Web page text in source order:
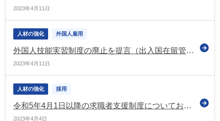
2023年4月11日
人材の強化 外国人雇用
外国人技能実習制度の廃止を提言（出入国在留管理庁の有識者会議）
2023年4月11日
人材の強化 採用
令和5年4月1日以降の求職者支援制度についてお知らせ（厚労省）
2023年4月4日